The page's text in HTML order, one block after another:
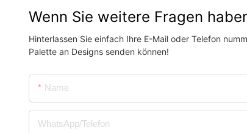
Wenn Sie weitere Fragen
Hinterlassen Sie einfach Ihre E-Mail oder Telefon
Palette an Designs senden können!
Name
WhatsApp/Telefon